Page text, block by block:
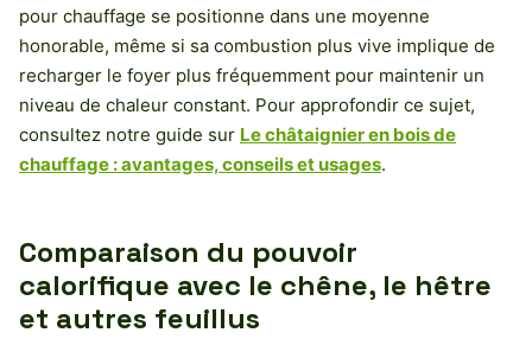
pour chauffage se positionne dans une moyenne
honorable, même si sa combustion plus vive implique de
recharger le foyer plus fréquemment pour maintenir un
niveau de chaleur constant. Pour approfondir ce sujet,
consultez notre guide sur Le châtaignier en bois de
chauffage : avantages, conseils et usages.
Comparaison du pouvoir
calorifique avec le chêne, le hêtre
et autres feuillus